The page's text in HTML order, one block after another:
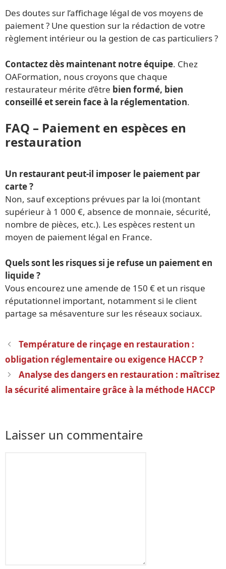
Des doutes sur l’affichage légal de vos moyens de
paiement ? Une question sur la rédaction de votre
règlement intérieur ou la gestion de cas particuliers ?
Contactez dès maintenant notre équipe. Chez
OAFormation, nous croyons que chaque
restaurateur mérite d’être bien formé, bien
conseillé et serein face à la réglementation.
FAQ – Paiement en espèces en
restauration
Un restaurant peut-il imposer le paiement par
carte ?
Non, sauf exceptions prévues par la loi (montant
supérieur à 1 000 €, absence de monnaie, sécurité,
nombre de pièces, etc.). Les espèces restent un
moyen de paiement légal en France.
Quels sont les risques si je refuse un paiement en
liquide ?
Vous encourez une amende de 150 € et un risque
réputationnel important, notamment si le client
partage sa mésaventure sur les réseaux sociaux.
Navigation
des
articles
Température de rinçage en restauration :
obligation réglementaire ou exigence HACCP ?
Analyse des dangers en restauration : maîtrisez
la sécurité alimentaire grâce à la méthode HACCP
Laisser un commentaire